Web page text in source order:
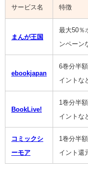
サービス名 特徴
まんが王国
最大50％
ンペーン
ebookjapan
6巻分半
イントな
BookLive!
1巻分半
イントな
コミックシ
ーモア
1巻分半
イント還